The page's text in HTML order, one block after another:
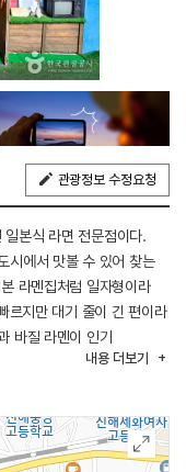
관광정보 수정요청
본식 라면 전문점이다.
시에서 맛볼 수 있어 찾는
라멘집처럼 일자형이라
르지만 대기 줄이 긴 편이라
바질 라멘이 인기
내용 더보기